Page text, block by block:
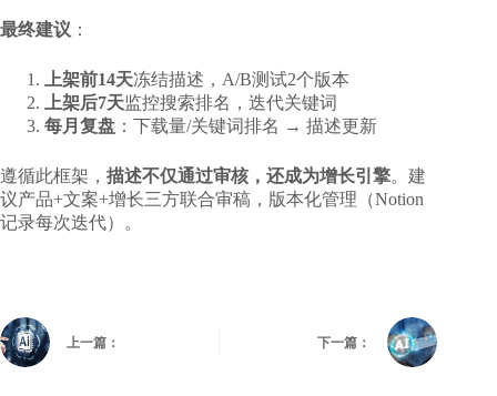
最终建议 ：
上架前14天冻结描述，A/B测试2个版本
上架后7天监控搜索排名，迭代关键词
每月复盘 ：下载量/关键词排名 → 描述更新
遵循此框架， 描述不仅通过审核，还成为增长引擎。建
议产品+文案+增长三方联合审稿，版本化管理（Notion
记录每次迭代）。
上一篇： 下一篇：